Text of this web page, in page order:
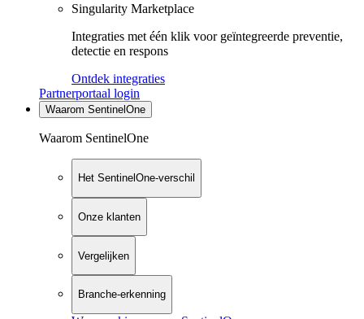
Singularity Marketplace
Integraties met één klik voor geïntegreerde preventie,
detectie en respons
Ontdek integraties
Partnerportaal login
Waarom SentinelOne
Waarom SentinelOne
Het SentinelOne-verschil
Onze klanten
Vergelijken
Branche-erkenning